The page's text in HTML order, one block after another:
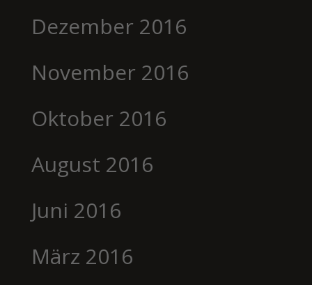
Dezember 2016
November 2016
Oktober 2016
August 2016
Juni 2016
März 2016